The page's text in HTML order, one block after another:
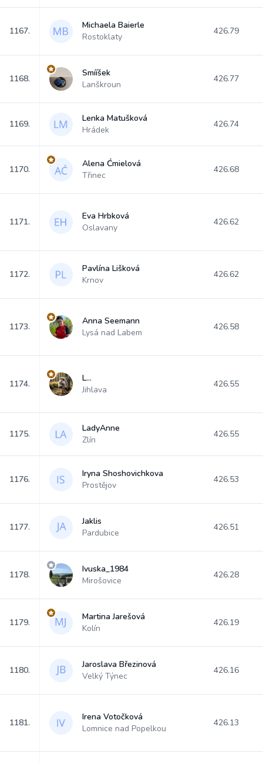
1167.
Michaela Baierle
Rostoklaty
426.79
1168.
Smííšek
Lanškroun
426.77
1169.
Lenka Matušková
Hrádek
426.74
1170.
Alena Ćmielová
Třinec
426.68
1171.
Eva Hrbková
Oslavany
426.62
1172.
Pavlína Lišková
Krnov
426.62
1173.
Anna Seemann
Lysá nad Labem
426.58
1174.
L...
Jihlava
426.55
1175.
LadyAnne
Zlín
426.55
1176.
Iryna Shoshovichkova
Prostějov
426.53
1177.
Jaklis
Pardubice
426.51
1178.
Ivuska_1984
Mirošovice
426.28
1179.
Martina Jarešová
Kolín
426.19
1180.
Jaroslava Březinová
Velký Týnec
426.16
1181.
Irena Votočková
Lomnice nad Popelkou
426.13